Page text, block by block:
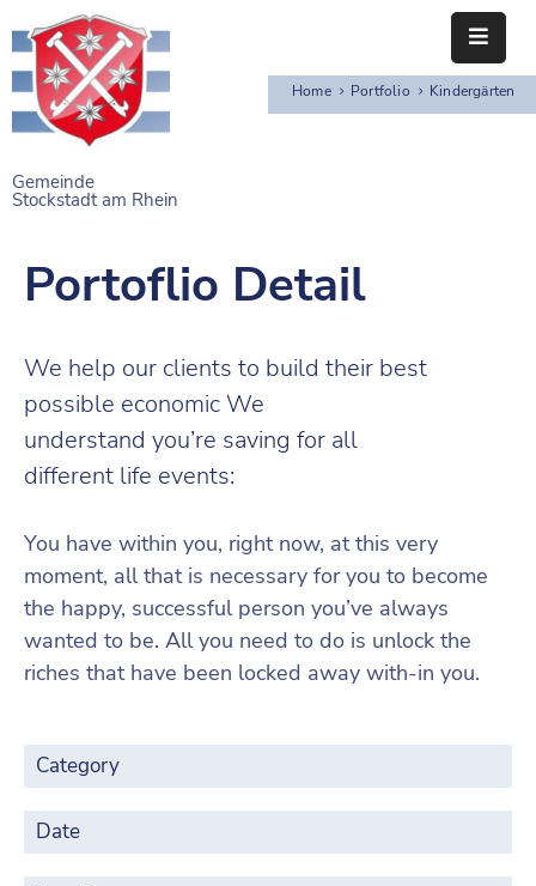
Gemeinde
Stockstadt am Rhein
STARTSEITE
BÜRGERSERVICE
EINRICHTUNGEN
FREIZEITEINRICHTUNGEN
VEREINE
Home Portfolio Kindergärten
Portoflio Detail
We help our clients to build their best
possible economic We
understand you’re saving for all
different life events:
You have within you, right now, at this very
moment, all that is necessary for you to become
the happy, successful person you’ve always
wanted to be. All you need to do is unlock the
riches that have been locked away with-in you.
Category
Date